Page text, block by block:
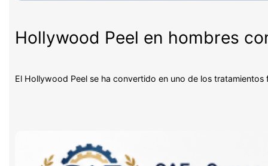
Hollywood Peel en hombres
El Hollywood Peel se ha convertido en uno de los tratamientos